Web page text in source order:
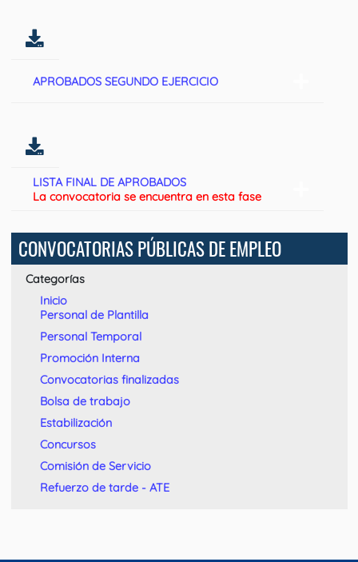
APROBADOS SEGUNDO EJERCICIO
LISTA FINAL DE APROBADOS
La convocatoria se encuentra en esta fase
CONVOCATORIAS PÚBLICAS DE EMPLEO
Categorías
Inicio
Personal de Plantilla
Personal Temporal
Promoción Interna
Convocatorias finalizadas
Bolsa de trabajo
Estabilización
Concursos
Comisión de Servicio
Refuerzo de tarde - ATE